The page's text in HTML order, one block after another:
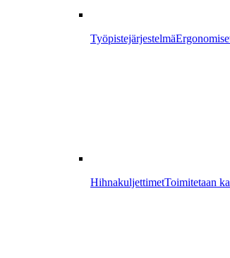
Työpistejärjestelmä
HihnakuljettimetToimitetaan